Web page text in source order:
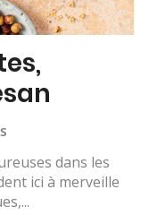
dans les
ici à merveille